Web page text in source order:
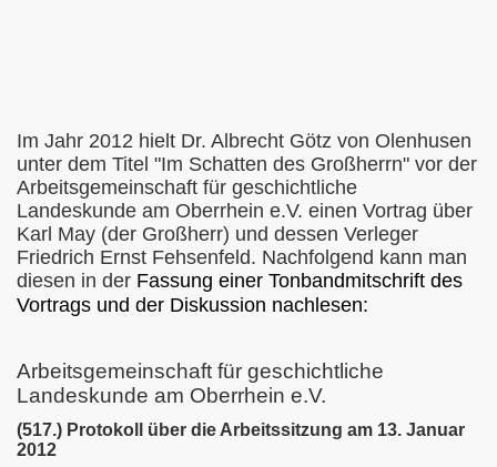
Im Jahr 2012 hielt Dr. Albrecht Götz von Olenhusen
unter dem Titel "Im Schatten des Großherrn" vor der
Arbeitsgemeinschaft für geschichtliche
Landeskunde am Oberrhein e.V. einen Vortrag über
Karl May (der Großherr) und dessen Verleger
Friedrich Ernst Fehsenfeld. Nachfolgend kann man
diesen in der Fassung einer Tonbandmitschrift des
Vortrags und der Diskussion nachlesen:
Arbeitsgemeinschaft für geschichtliche
Landeskunde am Oberrhein e.V.
(517.) Protokoll über die Arbeitssitzung am 13. Januar
2012
die "Lesbarkeit der Welt"
2014
Februar 2016
Februar 2017